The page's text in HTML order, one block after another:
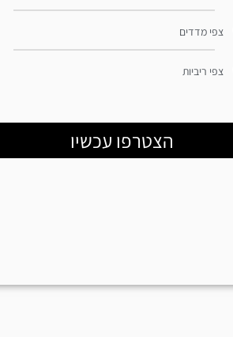
צפי מדדים
צפי ריביות
הצטרפו עכשיו